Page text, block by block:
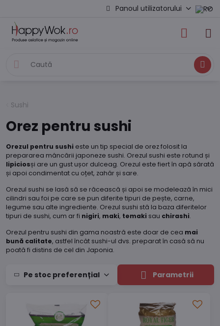
Panoul utilizatorului
Caută
Sushi
Orez pentru sushi
Orezul pentru sushi este un tip special de orez folosit la
prepararea mâncării japoneze sushi. Orezul sushi este rotund și
lipiciosși are un gust ușor dulceag. Orezul este fiert în apă sărată
și apoi condimentat cu oțet, zahăr și sare.
Orezul sushi se lasă să se răcească și apoi se modelează în mici
cilindri sau foi pe care se pun diferite tipuri de pește, carne,
legume sau alte ingrediente. Orezul sushi stă la baza diferitelor
tipuri de sushi, cum ar fi nigiri, maki, temaki sau chirashi.
Orezul pentru sushi din gama noastră este doar de cea mai
bună calitate, astfel încât sushi-ul dvs. preparat în casă să nu
poată fi distins de cel din Japonia.
Pe stoc preferențial Parametrii